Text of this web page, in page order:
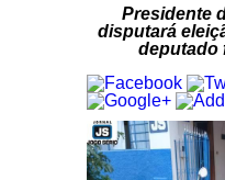
Presidente
disputará
deputado